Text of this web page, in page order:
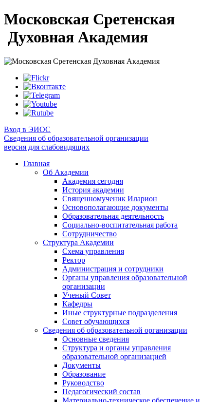
Московская Сретенская
Духовная Академия
Вход в ЭИОС
Сведения об образовательной организации
версия для слабовидящих
Главная
Об Академии
Академия сегодня
История академии
Священномученик Иларион
Основополагающие документы
Образовательная деятельность
Социально-воспитательная работа
Сотрудничество
Структура Академии
Схема управления
Ректор
Администрация и сотрудники
Органы управления образовательной
организации
Ученый Совет
Кафедры
Иные структурные подразделения
Совет обучающихся
Сведения об образовательной организации
Основные сведения
Структура и органы управления
образовательной организацией
Документы
Образование
Руководство
Педагогический состав
Материально-техническое обеспечение и